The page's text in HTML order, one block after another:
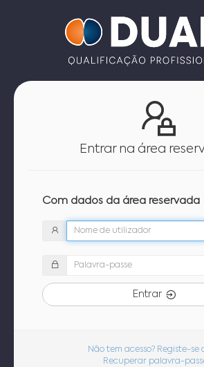
Entrar na área
Com dados da área reservada
Entrar
Não tem acesso? Registe-se
Recuperar palavra-